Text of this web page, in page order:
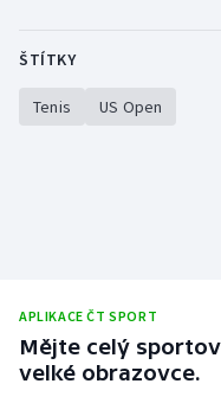
ŠTÍTKY
Tenis US Open
APLIKACE ČT SPORT
Mějte celý
velké obrazovce.